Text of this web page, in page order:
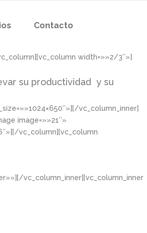
Contacto
width=»»2/3″»]
su productividad y su
vc_column_inner]
image=»»21″»
vc_column][vc_column
vc_column_inner][vc_column_inner